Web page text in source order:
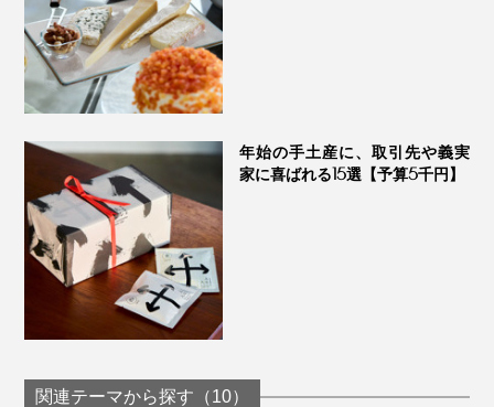
年始の手土産に、取引先や義実
家に喜ばれる15選【予算5千円】
関連テーマから探す（10）